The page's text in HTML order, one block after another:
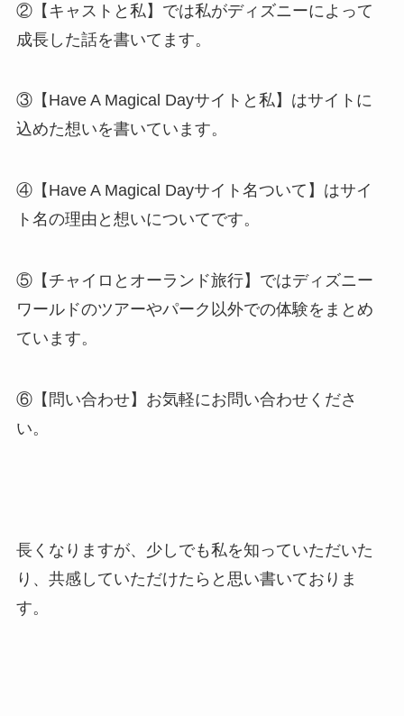
②【キャストと私】では私がディズニーによって
成長した話を書いてます。
③【Have A Magical Dayサイトと私】はサイトに
込めた想いを書いています。
④【Have A Magical Dayサイト名ついて】はサイ
ト名の理由と想いについてです。
⑤【チャイロとオーランド旅行】ではディズニー
ワールドのツアーやパーク以外での体験をまとめ
ています。
⑥【問い合わせ】お気軽にお問い合わせくださ
い。
長くなりますが、少しでも私を知っていただいた
り、共感していただけたらと思い書いておりま
す。